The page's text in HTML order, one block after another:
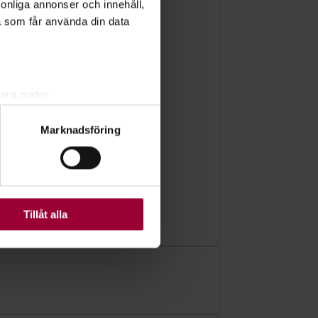
annonser och innehåll,
får använda din data
meter
. Du kan ändra
Vissa kakor är
Marknadsföring
Tillåt alla